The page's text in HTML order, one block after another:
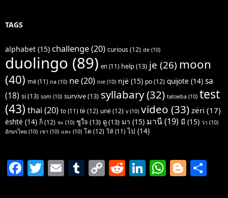
TAGS
alphabet (15) challenge(20) curious(12) de (10)
duolingo (89) en (11) help(13) je (26) moon
(40) më (11) na (10) ne(20) nie (10) një (15) po(12) quijote (14) sa
(18) si(13) som (10) survive(13) syllabary(32) tatoeba (10) test
(43) thai (20) to (11) të(12) unë(12) v(10) video (33) zëri (17)
është (14) ก็(12) จะ (10) ชูใจ (13) ดู(13) มา (15) มานี(19) มี (15) ว่า (10)
อักษรไทย (10) เขา (10) และ (10) โต (12) ให้ (11) ไป (14)
F T E T C R Li W Bl